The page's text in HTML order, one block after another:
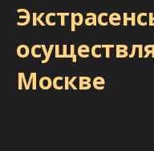
Москве